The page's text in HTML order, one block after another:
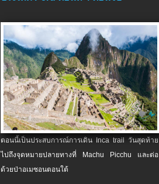
ตอนนี้เป็นประสบการณ์การเดิน Inca trail วันสุดท้าย
ไปถึงจุดหมายปลายทางที่ Machu Picchu และต่อ
ด้วยป่าอเมซอนตอนใต้